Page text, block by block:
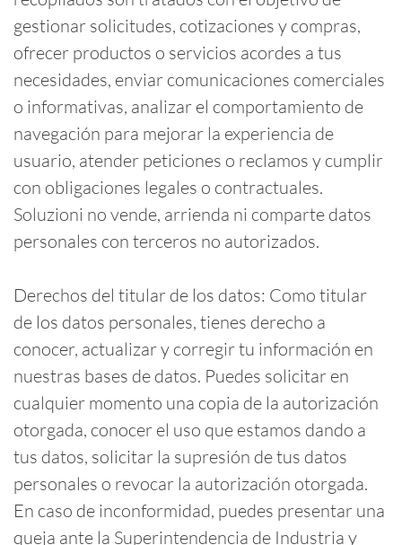
gestionar solicitudes, cotizaciones y compras,
ofrecer productos o servicios acordes a tus
necesidades, enviar comunicaciones comerciales
o informativas, analizar el comportamiento de
navegación para mejorar la experiencia de
usuario, atender peticiones o reclamos y cumplir
con obligaciones legales o contractuales.
Soluzioni no vende, arrienda ni comparte datos
personales con terceros no autorizados.
Derechos del titular de los datos: Como titular
de los datos personales, tienes derecho a
conocer, actualizar y corregir tu información en
nuestras bases de datos. Puedes solicitar en
cualquier momento una copia de la autorización
otorgada, conocer el uso que estamos dando a
tus datos, solicitar la supresión de tus datos
personales o revocar la autorización otorgada.
En caso de inconformidad, puedes presentar una
queja ante la Superintendencia de Industria y